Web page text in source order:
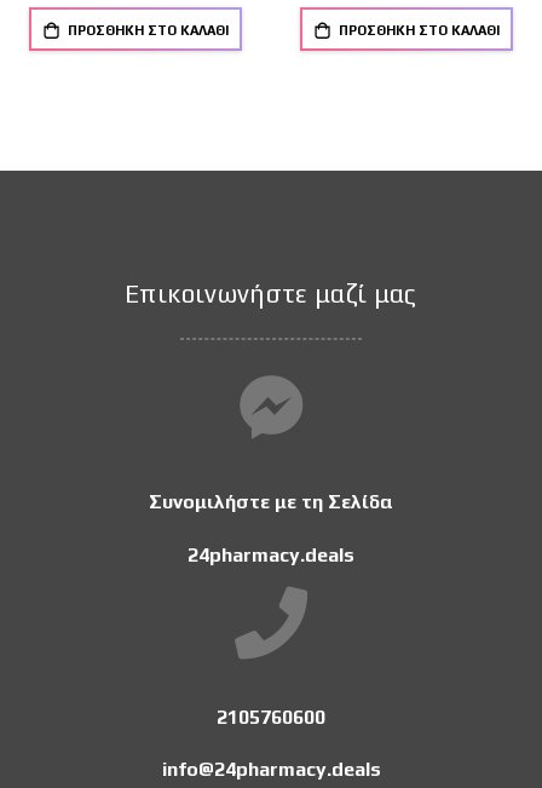
ΠΡΟΣΘΉΚΗ ΣΤΟ ΚΑΛΆΘΙ ΠΡΟΣΘΉΚΗ ΣΤΟ ΚΑΛΆΘΙ
Επικοινωνήστε μαζί μας
Συνομιλήστε με τη Σελίδα
24pharmacy.deals
2105760600
info@24pharmacy.deals